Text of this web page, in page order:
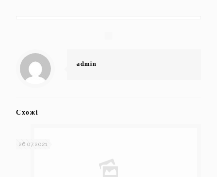
admin
Схожі
26.07.2021